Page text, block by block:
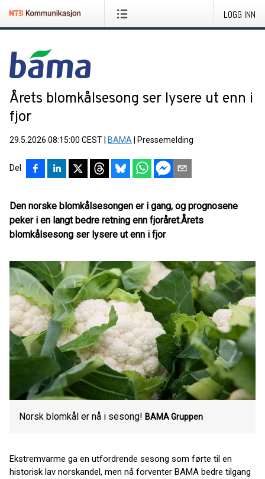
LOGG INN
Årets blomkålsesong ser lysere ut enn i
fjor
29.5.2026 08:15:00 CEST BAMA Pressemelding
Del
Den norske blomkålsesongen er i gang, og prognosene
peker i en langt bedre retning enn fjoråret.Årets
blomkålsesong ser lysere ut enn i fjor
Norsk blomkål er nå i sesong! BAMA Gruppen
Ekstremvarme ga en utfordrende sesong som førte til en
historisk lav norskandel, men nå forventer BAMA bedre tilgang